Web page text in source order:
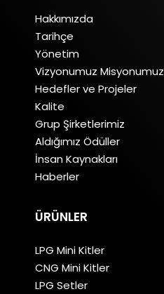
Hakkımızda
Tarihçe
Yönetim
Vizyonumuz Misyonumuz
Hedefler ve Projeler
Kalite
Grup Şirketlerimiz
Aldığımız Ödüller
İnsan Kaynakları
Haberler
ÜRÜNLER
LPG Mini Kitler
CNG Mini Kitler
LPG Setler